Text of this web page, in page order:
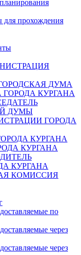
прохождения
ДУМА
КУРГАНА
ДУМЫ
ГОРОДА
КУРГАНА
КУРГАНА
КУРГАНА
КОМИССИЯ
по
через
через